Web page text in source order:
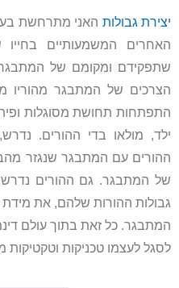
יצירת גבולות האני מתרחשת
האחרים המשמעותיים
שתפקידם ומקומם של
הצרכים של המתבגר מהוריו
התפתחות תחושת מסוגלות
ילד, מולאו בדי ההורים.
ההורים עם המתבגר שנגזר
של המתבגר. גם ההורים
גבולות ההורות שלהם, את
המתבגר. כל זאת בתוך עולם
לסגל לעצמו טכניקות